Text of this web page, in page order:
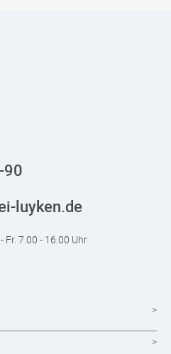
90
luyken.de
7.00 - 16.00 Uhr